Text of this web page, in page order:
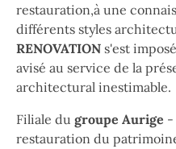
restauration,à une
différents styles
RENOVATION s'est
avisé au service de la
architectural inestimable.
Filiale du groupe Aurige -
restauration du